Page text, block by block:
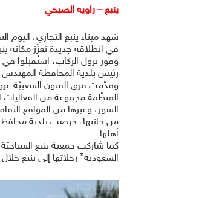
ينبع – راويه الصبحي
في انطلاقة جديدة تعزّز مكانة
وفور نزول الركاب، استُقبلوا
رئيس بلدية المحافظة المهندس
وقدّمت فرق الفنون الشعبيّة
المنظّمة مجموعة من الفعاليات
السور، وغيرها من المواقع
من جانبها، حرصت بلدية محافظة
أهلها.
كما شاركت جمعية ينبع
السعودية” رحلاتها إلى ينبع